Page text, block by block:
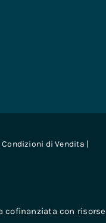
Condizioni di Vendita |
cofinanziata con